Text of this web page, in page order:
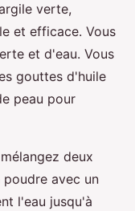
verte,
et efficace. Vous
et d'eau. Vous
gouttes d'huile
peau pour
deux
avec un
l'eau jusqu'à